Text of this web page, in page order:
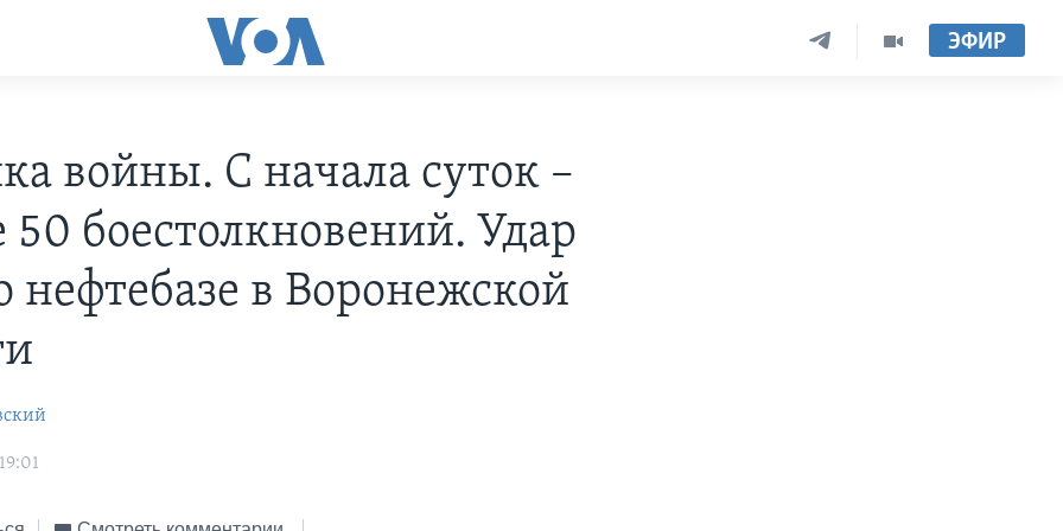
ЭФИР
войны. С начала суток –
боестолкновений. Удар
нефтебазе в Воронежской